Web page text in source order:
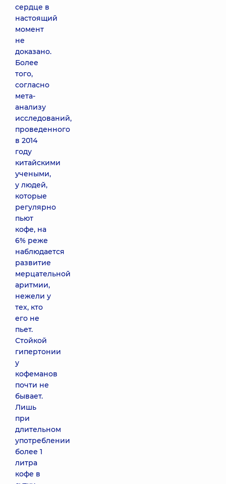
сердце в
настоящий
момент
не
доказано.
Более
того,
согласно
мета-
анализу
исследований,
проведенного
в 2014
году
китайскими
учеными,
у людей,
которые
регулярно
пьют
кофе, на
6% реже
наблюдается
развитие
мерцательной
аритмии,
нежели у
тех, кто
его не
пьет.
Стойкой
гипертонии
у
кофеманов
почти не
бывает.
Лишь
при
длительном
употреблении
более 1
литра
кофе в